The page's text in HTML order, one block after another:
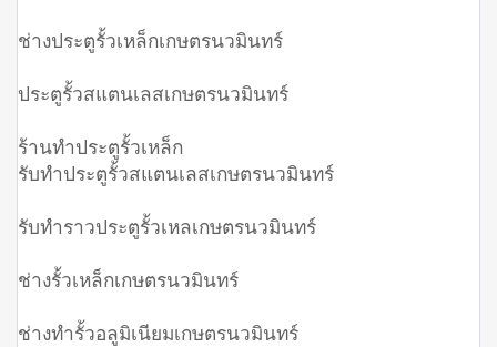
ช่างประตูรั้วเหล็กเกษตรนวมินทร์
ประตูรั้วสแตนเลสเกษตรนวมินทร์
ร้านทำประตูรั้วเหล็ก
รับทำประตูรั้วสแตนเลสเกษตรนวมินทร์
รับทำราวประตูรั้วเหลเกษตรนวมินทร์
ช่างรั้วเหล็กเกษตรนวมินทร์
ช่างทำรั้วอลูมิเนียมเกษตรนวมินทร์